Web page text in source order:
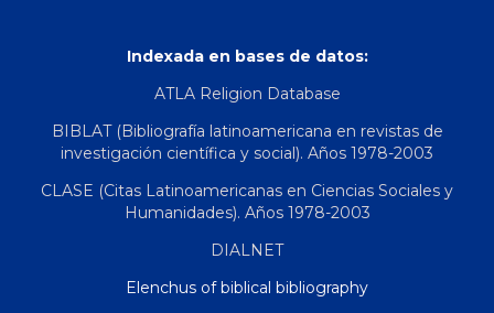
Indexada en bases de datos:
ATLA Religion Database
BIBLAT (Bibliografía latinoamericana en revistas de
investigación científica y social). Años 1978-2003
CLASE (Citas Latinoamericanas en Ciencias Sociales y
Humanidades). Años 1978-2003
DIALNET
Elenchus of biblical bibliography